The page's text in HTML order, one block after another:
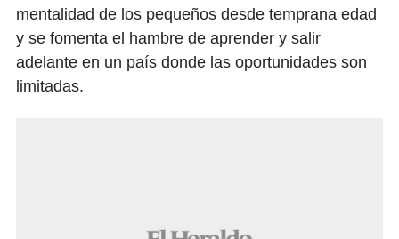
mentalidad de los pequeños desde temprana edad
y se fomenta el hambre de aprender y salir
adelante en un país donde las oportunidades son
limitadas.